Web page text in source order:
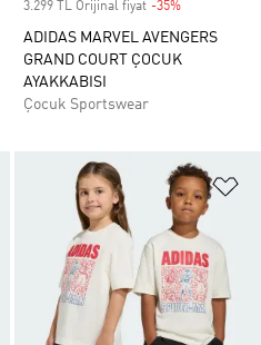
3.299 TL Orijinal fiyat -35%
ADIDAS MARVEL AVENGERS
GRAND COURT ÇOCUK
AYAKKABISI
Çocuk Sportswear
Favori Listesine Ekle